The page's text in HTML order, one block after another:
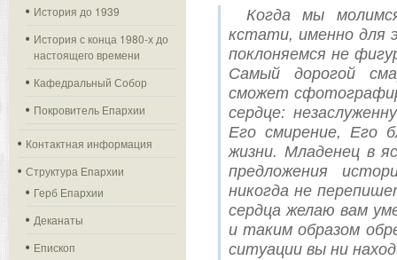
История до 1939
История с конца 1980-х до
настоящего времени
Кафедральный Собор
Покровитель Епархии
Контактная информация
Структура Епархии
Герб Епархии
Деканаты
Епископ
Когда мы
кстати, именно
поклоняемся не
Самый дорогой
сможет
сердце:
Его смирение, Его
жизни. Младенец в
предложения
никогда не
сердца желаю вам
и таким образом
ситуации вы ни